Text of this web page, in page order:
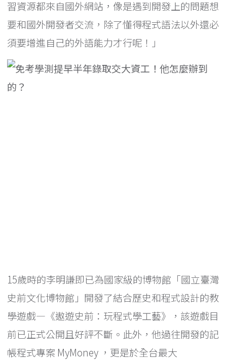
習資源都來自國外網站，像是遇到開發上的問題想
要和國外開發者交流，除了懂得程式語法以外還必
須要增進自己的外語能力才行呢！」
15歲時的李明謙即已為國家級的博物館「國立臺灣
史前文化博物館」開發了結合歷史和程式設計的教
學遊戲—《遨遊史前：玩程式學工藝》，該遊戲目
前已正式公開且好評不斷。此外，他過往開發的記
帳程式專案 MyMoney ，更是於全台最大